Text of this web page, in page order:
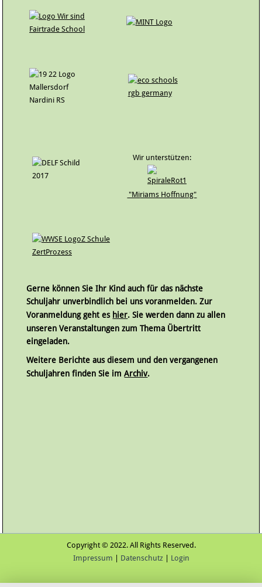
Wir unterstützen:
"Miriams Hoffnung"
Gerne können Sie Ihr Kind auch für das nächste
Schuljahr unverbindlich bei uns voranmelden. Zur
Voranmeldung geht es hier. Sie werden dann zu allen
unseren Veranstaltungen zum Thema Übertritt
eingeladen.
Weitere Berichte aus diesem und den vergangenen
Schuljahren finden Sie imArchiv.
Copyright © 2022. All Rights Reserved.
Impressum
Datenschutz Login